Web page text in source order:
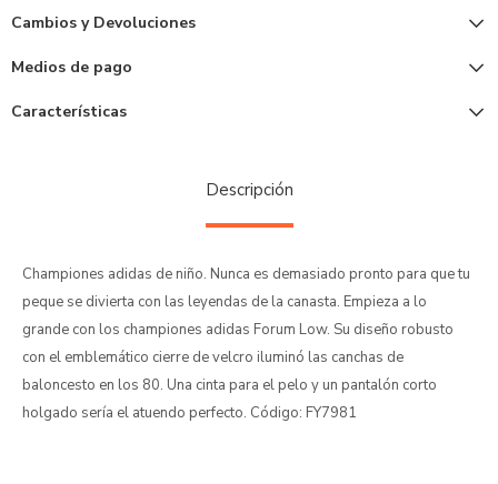
Cambios y Devoluciones
Medios de pago
Características
Descripción
Championes adidas de niño. Nunca es demasiado pronto para que tu
peque se divierta con las leyendas de la canasta. Empieza a lo
grande con los championes adidas Forum Low. Su diseño robusto
con el emblemático cierre de velcro iluminó las canchas de
baloncesto en los 80. Una cinta para el pelo y un pantalón corto
holgado sería el atuendo perfecto. Código: FY7981